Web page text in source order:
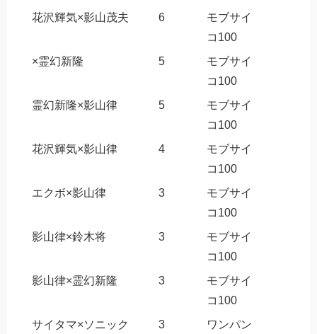
花沢輝気×影山茂夫
6
モブサイ
コ100
×霊幻新隆
5
モブサイ
コ100
霊幻新隆×影山律
5
モブサイ
コ100
花沢輝気×影山律
4
モブサイ
コ100
エクボ×影山律
3
モブサイ
コ100
影山律×鈴木将
3
モブサイ
コ100
影山律×霊幻新隆
3
モブサイ
コ100
サイタマ×ソニック
3 ワンパン